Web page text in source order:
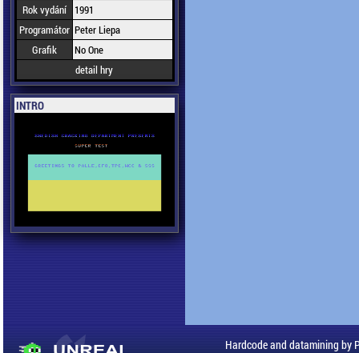
Rok vydání
1991
Programátor Peter Liepa
Grafik
No One
detail hry
INTRO
Hardcode and datamining by